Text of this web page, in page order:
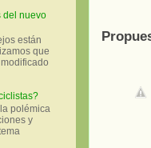
del nuevo
están
que
polémica
y